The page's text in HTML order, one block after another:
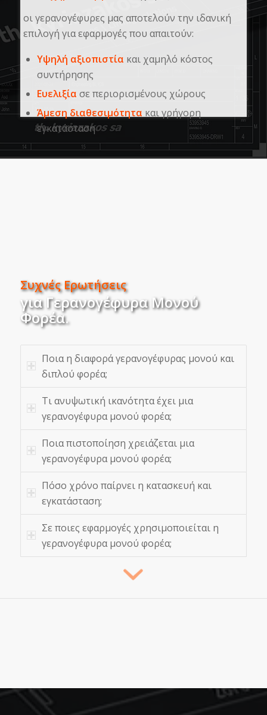
οι γερανογέφυρες μας αποτελούν την ιδανική
επιλογή για εφαρμογές που απαιτούν:
Υψηλή αξιοπιστία και χαμηλό κόστος
συντήρησης
Ευελιξία σε περιορισμένους χώρους
Άμεση διαθεσιμότητα και γρήγορη
εγκατάσταση
Συχνές Ερωτήσεις
για Γερανογέφυρα Μονού
Φορέα.
Ποια η διαφορά γερανογέφυρας μονού και
διπλού φορέα;
Τι ανυψωτική ικανότητα έχει μια
γερανογέφυρα μονού φορέα;
Ποια πιστοποίηση χρειάζεται μια
γερανογέφυρα μονού φορέα;
Πόσο χρόνο παίρνει η κατασκευή και
εγκατάσταση;
Σε ποιες εφαρμογές χρησιμοποιείται η
γερανογέφυρα μονού φορέα;